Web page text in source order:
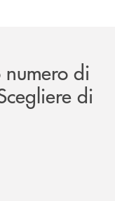
numero di
di